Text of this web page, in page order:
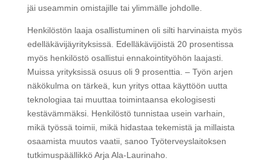
jäi useammin omistajille tai ylimmälle johdolle.
Henkilöstön laaja osallistuminen oli silti harvinaista myös
edelläkävijäyrityksissä. Edelläkävijöistä 20 prosentissa
myös henkilöstö osallistui ennakointityöhön laajasti.
Muissa yrityksissä osuus oli 9 prosenttia. – Työn arjen
näkökulma on tärkeä, kun yritys ottaa käyttöön uutta
teknologiaa tai muuttaa toimintaansa ekologisesti
kestävämmäksi. Henkilöstö tunnistaa usein varhain,
mikä työssä toimii, mikä hidastaa tekemistä ja millaista
osaamista muutos vaatii, sanoo Työterveyslaitoksen
tutkimuspäällikkö Arja Ala-Laurinaho.